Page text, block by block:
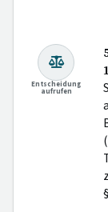
Entscheidung
aufrufen
§